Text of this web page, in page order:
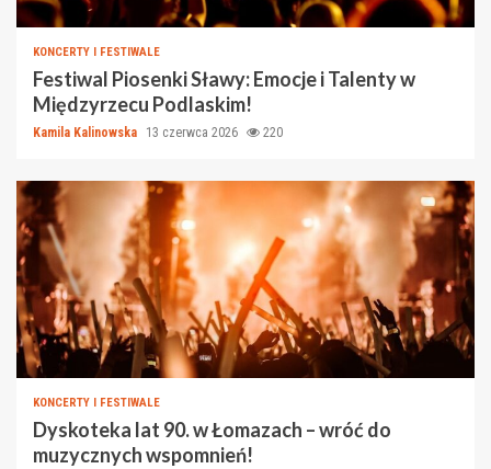
KONCERTY I FESTIWALE
Festiwal Piosenki Sławy: Emocje i Talenty w
Międzyrzecu Podlaskim!
Kamila Kalinowska 13 czerwca 2026 220
KONCERTY I FESTIWALE
Dyskoteka lat 90. w Łomazach – wróć do
muzycznych wspomnień!